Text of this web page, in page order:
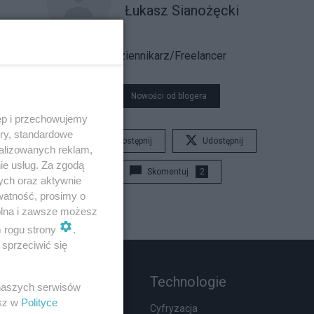
Łukasz Sianożęcki
Dziennikarz/Freelancer
Nowości od blogera
Udostępnij Udostępnij
Skomentuj 2
Rozmaitości
Wypadki
Technologie
Cyfryzacja
i przechowujemy
standardowe
reklam,
usług. Za zgodą
oraz aktywnie
prosimy o
i zawsze możesz
rogu strony
.
się
serwisów
w Polityce